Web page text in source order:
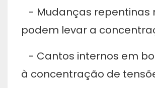
- Mudanças repentinas
podem levar a
- Cantos internos em
à concentração de